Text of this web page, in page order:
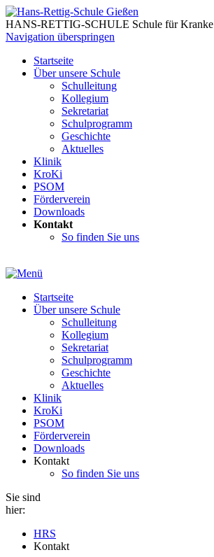
HANS-RETTIG-SCHULE Schule für Kranke
Navigation überspringen
Startseite
Über unsere Schule
Schulleitung
Kollegium
Sekretariat
Schulprogramm
Geschichte
Aktuelles
Klinik
KroKi
PSOM
Förderverein
Downloads
Kontakt
So finden Sie uns
Startseite
Über unsere Schule
Schulleitung
Kollegium
Sekretariat
Schulprogramm
Geschichte
Aktuelles
Klinik
KroKi
PSOM
Förderverein
Downloads
Kontakt
So finden Sie uns
Sie sind
hier:
HRS
Kontakt